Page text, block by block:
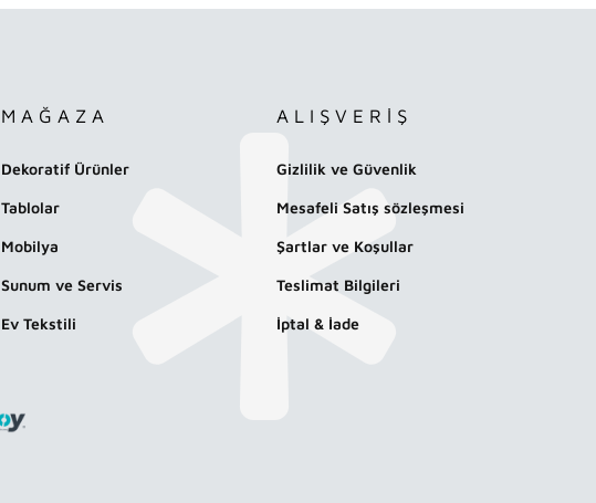
MAĞAZA
Dekoratif Ürünler
Tablolar
Mobilya
Sunum ve Servis
Ev Tekstili
ALIŞVERİŞ
Gizlilik ve Güvenlik
Mesafeli Satış sözleşmesi
Şartlar ve Koşullar
Teslimat Bilgileri
İptal & İade